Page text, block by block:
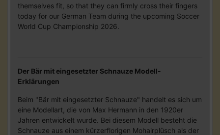
themselves fit, so that they can firmly cross their fingers
today for our German Team during the upcoming Soccer
World Cup Championship 2026.
Der Bär mit eingesetzter Schnauze Modell-
Erklärungen
Beim "Bär mit eingesetzter Schnauze" handelt es sich um
eine Modellart, die von Max Hermann in den 1920er
Jahren entwickelt wurde. Bei diesem Modell besteht die
Schnauze aus einem kürzerflorigen Mohairplüsch als der